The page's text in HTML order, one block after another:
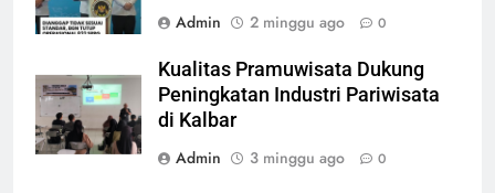
Admin
2 minggu ago 0
Kualitas Pramuwisata Dukung
Peningkatan Industri Pariwisata
di Kalbar
Admin
3 minggu ago 0